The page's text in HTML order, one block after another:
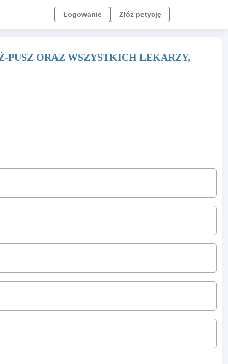
Logowanie Złóż petycję
PUSZ ORAZ WSZYSTKICH LEKARZY,